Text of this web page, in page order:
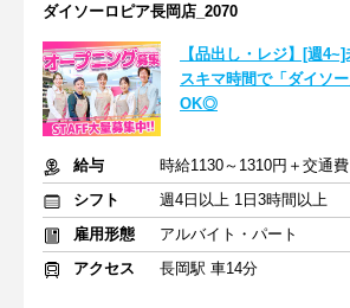
ダイソーロピア長岡店_2070
【品出し・レジ】[週
スキマ時間で「ダイソ
OK◎
給与
時給1130～1310円＋交通費
シフト
週4日以上 1日3時間以上
雇用形態
アルバイト・パート
アクセス
長岡駅 車14分